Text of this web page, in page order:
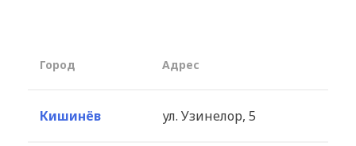
Город Aдрес
Кишинёв ул. Узинелор, 5